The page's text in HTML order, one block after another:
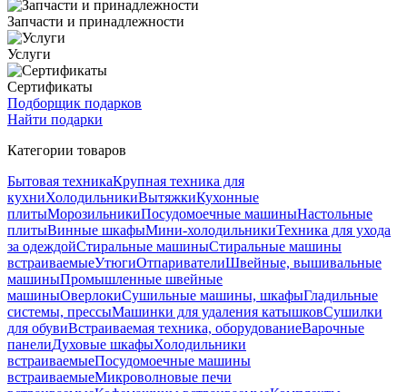
Запчасти и принадлежности
Услуги
Сертификаты
Подборщик подарков
Найти подарки
Категории товаров
Бытовая техникаКрупная техника для
кухниХолодильникиВытяжкиКухонные
плитыМорозильникиПосудомоечные машиныНастольные
плитыВинные шкафыМини-холодильникиТехника для ухода
за одеждойСтиральные машиныСтиральные машины
встраиваемыеУтюгиОтпаривателиШвейные, вышивальные
машиныПромышленные швейные
машиныОверлокиСушильные машины, шкафыГладильные
системы, прессыМашинки для удаления катышковСушилки
для обувиВстраиваемая техника, оборудованиеВарочные
панелиДуховые шкафыХолодильники
встраиваемыеПосудомоечные машины
встраиваемыеМикроволновые печи